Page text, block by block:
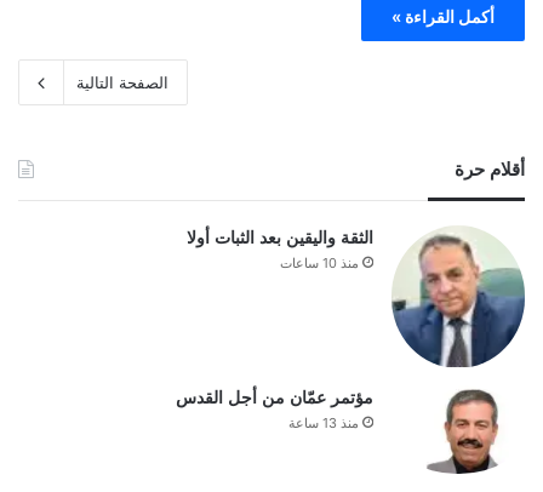
أكمل القراءة »
الصفحة التالية
أقلام حرة
الثقة واليقين بعد الثبات أولا
منذ 10 ساعات
مؤتمر عمّان من أجل القدس
منذ 13 ساعة